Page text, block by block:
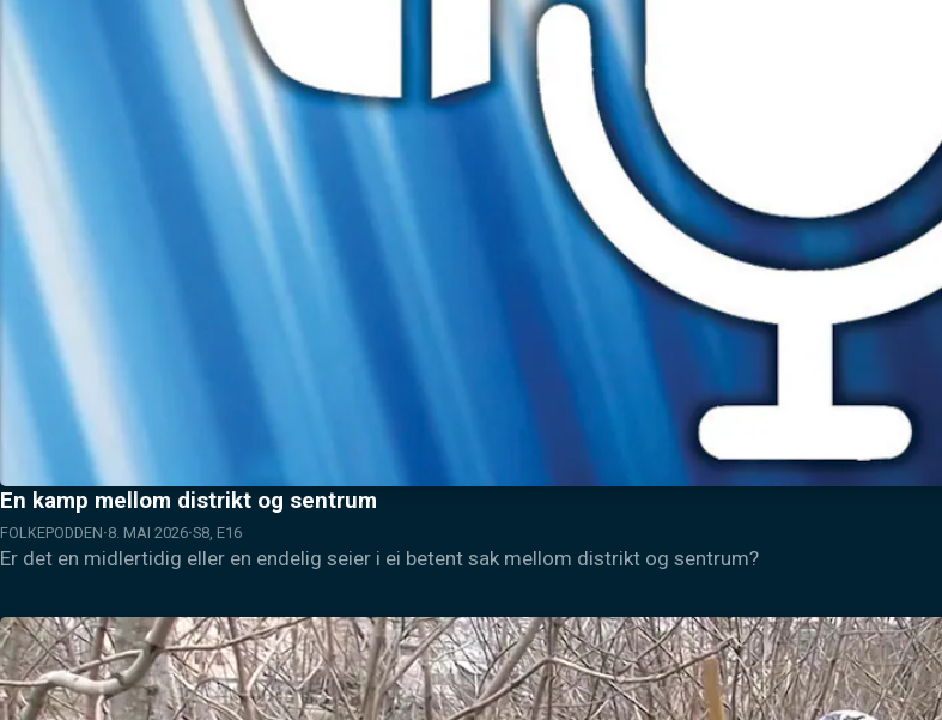
En kamp mellom distrikt og sentrum
FOLKEPODDEN 8. MAI 2026 S8, E16
Er det en midlertidig eller en endelig seier i ei betent sak mellom distrikt og sentrum?